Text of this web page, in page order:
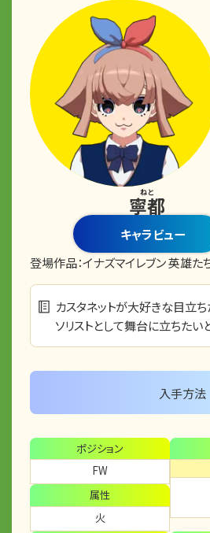
寧都
ねと
キャラビュー
登場作品：イナズマイレブン 英雄た
カスタネットが大好きな目立ち
ソリストとして舞台に立ちたい
入手方法
ポジション
FW
属性
火